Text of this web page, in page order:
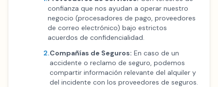
confianza que nos ayudan a operar nuestro
negocio (procesadores de pago, proveedores
de correo electrónico) bajo estrictos
acuerdos de confidencialidad.
2.Compañías de Seguros: En caso de un
accidente o reclamo de seguro, podemos
compartir información relevante del alquiler y
del incidente con los proveedores de seguros.